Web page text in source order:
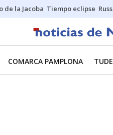
de la Jacoba Tiempo eclipse
COMARCA PAMPLONA